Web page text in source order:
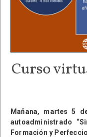
Curso
Mañana, martes 5
autoadministrado
Formación y